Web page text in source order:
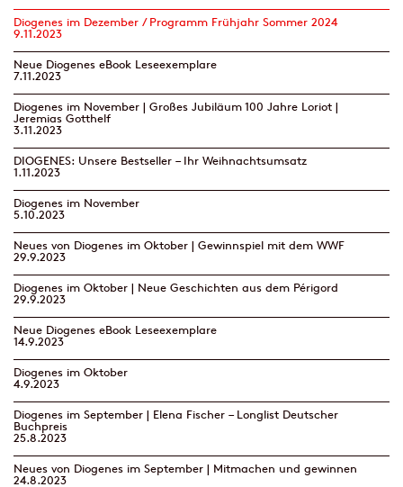
Diogenes im Dezember / Programm Frühjahr Sommer 2024
9.11.2023
Neue Diogenes eBook Leseexemplare
7.11.2023
Diogenes im November | Großes Jubiläum 100 Jahre Loriot |
Jeremias Gotthelf
3.11.2023
DIOGENES: Unsere Bestseller – Ihr Weihnachtsumsatz
1.11.2023
Diogenes im November
5.10.2023
Neues von Diogenes im Oktober | Gewinnspiel mit dem WWF
29.9.2023
Diogenes im Oktober | Neue Geschichten aus dem Périgord
29.9.2023
Neue Diogenes eBook Leseexemplare
14.9.2023
Diogenes im Oktober
4.9.2023
Diogenes im September | Elena Fischer – Longlist Deutscher
Buchpreis
25.8.2023
Neues von Diogenes im September | Mitmachen und gewinnen
24.8.2023